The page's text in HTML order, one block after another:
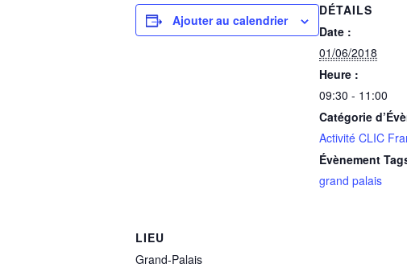
Ajouter au calendrier
DÉTAILS
Date :
01/06/2018
Heure :
09:30 - 11:00
Catégorie
Activité CLIC
Évènement
grand palais
LIEU
Grand-Palais